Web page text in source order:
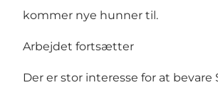
kommer nye hunner til.
Arbejdet fortsætter
Der er stor interesse for at bevare